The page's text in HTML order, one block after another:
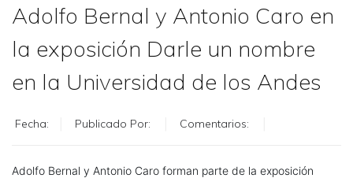
Adolfo Bernal y Antonio Caro en
la exposición Darle un nombre
en la Universidad de los Andes
Fecha: Publicado Por: Comentarios:
Adolfo Bernal y Antonio Caro forman parte de la exposición